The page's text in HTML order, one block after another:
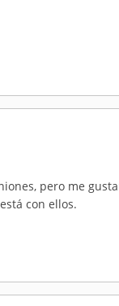
pero me
con ellos.